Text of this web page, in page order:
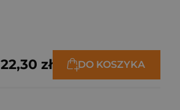
22,30 zł DO KOSZYKA